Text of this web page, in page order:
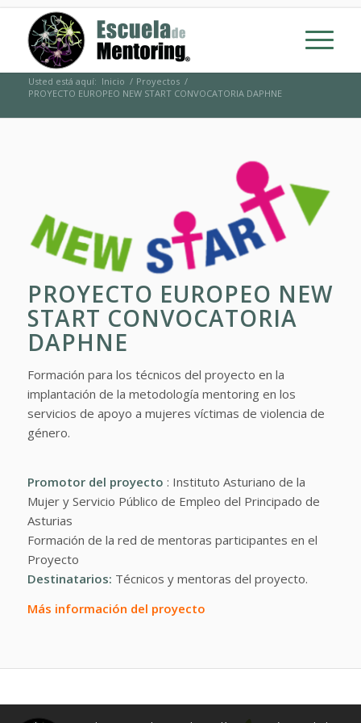
Usted está aquí: Inicio / Proyectos /
PROYECTO EUROPEO NEW START CONVOCATORIA DAPHNE
PROYECTO EUROPEO NEW
START CONVOCATORIA
DAPHNE
Formación para los técnicos del proyecto en la
implantación de la metodología mentoring en los
servicios de apoyo a mujeres víctimas de violencia de
género.
Promotor del proyecto : Instituto Asturiano de la
Mujer y Servicio Público de Empleo del Principado de
Asturias
Formación de la red de mentoras participantes en el
Proyecto
Destinatarios: Técnicos y mentoras del proyecto.
Más información del proyecto